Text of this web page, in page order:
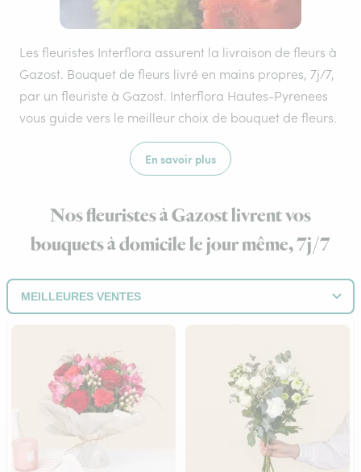
Les fleuristes Interflora assurent la livraison de fleurs à
Gazost. Bouquet de fleurs livré en mains propres, 7j/7,
par un fleuriste à Gazost. Interflora Hautes-Pyrenees
vous guide vers le meilleur choix de bouquet de fleurs.
En savoir plus
Nos fleuristes à Gazost livrent vos
bouquets à domicile le jour même, 7j/7